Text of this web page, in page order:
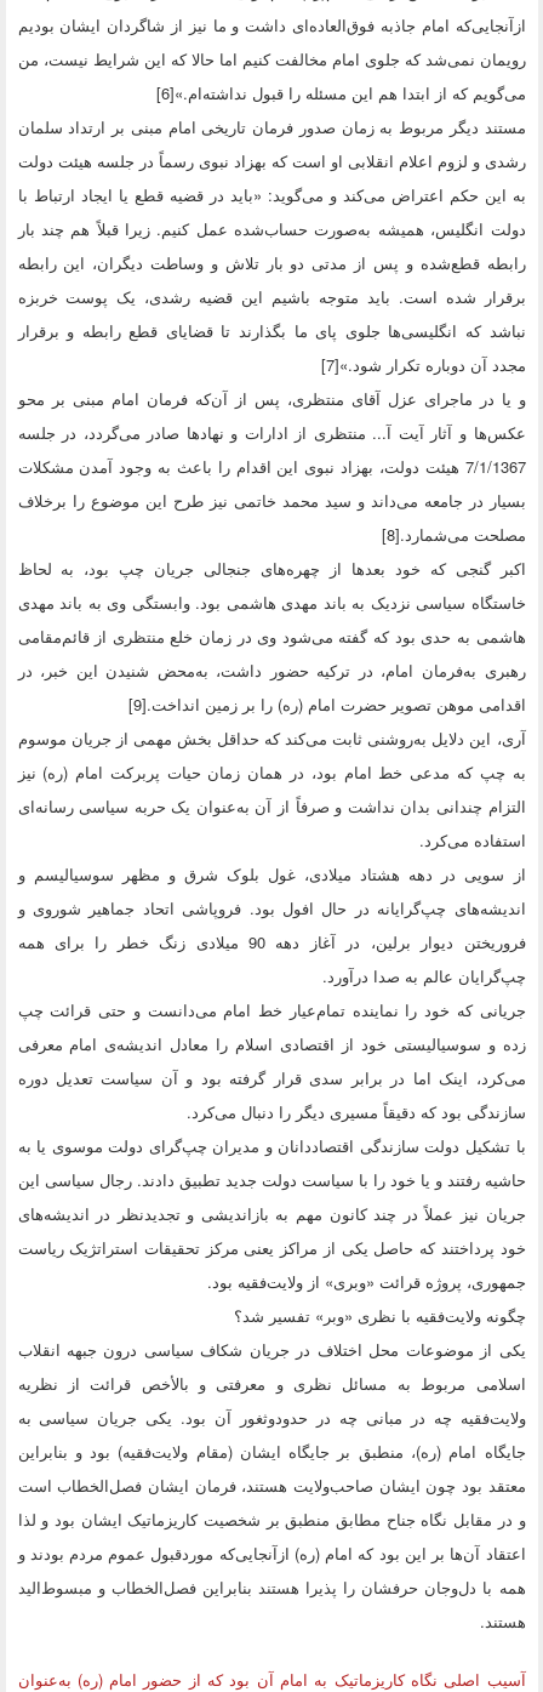
ازآنجایی‌که امام جاذبه فوق‌العاده‌ای داشت و ما نیز از شاگردان ایشان بودیم
رویمان نمی‌شد که جلوی امام مخالفت کنیم اما حالا که این شرایط نیست، من
می‌گویم که از ابتدا هم این مسئله را قبول نداشته‌ام.»[6]
مستند دیگر مربوط به زمان صدور فرمان تاریخی امام مبنی بر ارتداد سلمان
رشدی و لزوم اعلام انقلابی او است که بهزاد نبوی رسماً در جلسه هیئت دولت
به این حکم اعتراض می‌کند و می‌گوید: «باید در قضیه قطع یا ایجاد ارتباط با
دولت انگلیس، همیشه به‌صورت حساب‌شده عمل کنیم. زیرا قبلاً هم چند بار
رابطه قطع‌شده و پس از مدتی دو بار تلاش و وساطت دیگران، این رابطه
برقرار شده است. باید متوجه باشیم این قضیه رشدی، یک پوست خربزه
نباشد که انگلیسی‌ها جلوی پای ما بگذارند تا قضایای قطع رابطه و برقرار
مجدد آن دوباره تکرار شود.»[7]
و یا در ماجرای عزل آقای منتظری، پس از آن‌که فرمان امام مبنی بر محو
عکس‌ها و آثار آیت آ... منتظری از ادارات و نهادها صادر می‌گردد، در جلسه
7/1/1367 هیئت دولت، بهزاد نبوی این اقدام را باعث به وجود آمدن مشکلات
بسیار در جامعه می‌داند و سید محمد خاتمی نیز طرح این موضوع را برخلاف
مصلحت می‌شمارد.[8]
اکبر گنجی که خود بعدها از چهره‌های جنجالی جریان چپ بود، به لحاظ
خاستگاه سیاسی نزدیک به باند مهدی هاشمی بود. وابستگی وی به باند مهدی
هاشمی به حدی بود که گفته می‌شود وی در زمان خلع منتظری از قائم‌مقامی
رهبری به‌فرمان امام، در ترکیه حضور داشت، به‌محض شنیدن این خبر، در
اقدامی موهن تصویر حضرت امام (ره) را بر زمین انداخت.[9]
آری، این دلایل به‌روشنی ثابت می‌کند که حداقل بخش مهمی از جریان موسوم
به چپ که مدعی خط امام بود، در همان زمان حیات پربرکت امام (ره) نیز
التزام چندانی بدان نداشت و صرفاً از آن به‌عنوان یک حربه سیاسی رسانه‌ای
استفاده می‌کرد.
از سویی در دهه هشتاد میلادی، غول بلوک شرق و مظهر سوسیالیسم و
اندیشه‌های چپ‌گرایانه در حال افول بود. فروپاشی اتحاد جماهیر شوروی و
فروریختن دیوار برلین، در آغاز دهه 90 میلادی زنگ خطر را برای همه
چپ‌گرایان عالم به صدا درآورد.
جریانی که خود را نماینده تمام‌عیار خط امام می‌دانست و حتی قرائت چپ
زده و سوسیالیستی خود از اقتصادی اسلام را معادل اندیشه‌ی امام معرفی
می‌کرد، اینک اما در برابر سدی قرار گرفته بود و آن سیاست تعدیل دوره
سازندگی بود که دقیقاً مسیری دیگر را دنبال می‌کرد.
با تشکیل دولت سازندگی اقتصاددانان و مدیران چپ‌گرای دولت موسوی یا به
حاشیه رفتند و یا خود را با سیاست دولت جدید تطبیق دادند. رجال سیاسی این
جریان نیز عملاً در چند کانون مهم به بازاندیشی و تجدیدنظر در اندیشه‌های
خود پرداختند که حاصل یکی از مراکز یعنی مرکز تحقیقات استراتژیک ریاست
جمهوری، پروژه قرائت «وبری» از ولایت‌فقیه بود.
چگونه ولایت‌فقیه با نظری «وبر» تفسیر شد؟
یکی از موضوعات محل اختلاف در جریان شکاف سیاسی درون جبهه انقلاب
اسلامی مربوط به مسائل نظری و معرفتی و بالأخص قرائت از نظریه
ولایت‌فقیه چه در مبانی چه در حدودوثغور آن بود. یکی جریان سیاسی به‌
جایگاه امام (ره)، منطبق بر جایگاه ایشان (مقام ولایت‌فقیه) بود و بنابراین
معتقد بود چون ایشان صاحب‌ولایت هستند، فرمان ایشان فصل‌الخطاب است
و در مقابل نگاه جناح مطابق منطبق بر شخصیت کاریزماتیک ایشان بود و لذا
اعتقاد آن‌ها بر این بود که امام (ره) ازآنجایی‌که موردقبول عموم مردم بودند و
همه با دل‌وجان حرفشان را پذیرا هستند بنابراین فصل‌الخطاب و مبسوط‌الید
هستند.
آسیب اصلی نگاه کاریزماتیک به امام آن بود که از حضور امام (ره) به‌عنوان